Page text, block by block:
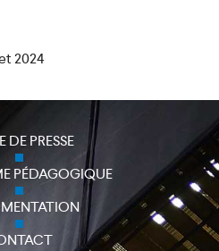
2024
DE PRESSE
PÉDAGOGIQUE